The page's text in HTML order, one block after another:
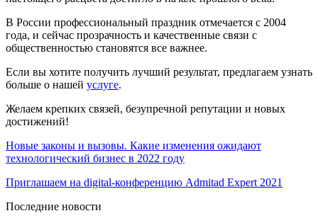
В России профессиональный праздник отмечается с 2004
года, и сейчас прозрачность и качественные связи с
общественностью становятся все важнее.
Если вы хотите получить лучший результат, предлагаем узнать
больше о нашей услуге.
Желаем крепких связей, безупречной репутации и новых
достижений!
Новые законы и вызовы. Какие изменения ожидают
технологический бизнес в 2022 году
Приглашаем на digital-конференцию Admitad Expert 2021
Последние новости